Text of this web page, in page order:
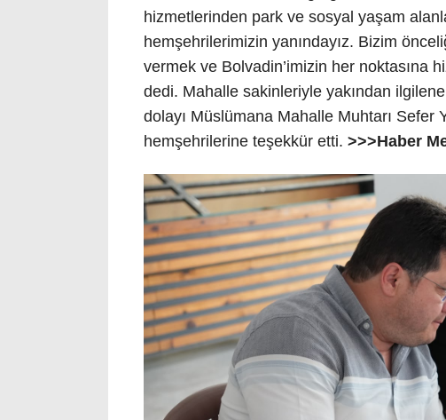
hizmetlerinden park ve sosyal yaşam
hemşehrilerimizin yanındayız. Bizim
vermek ve Bolvadin’imizin her noktasına
dedi. Mahalle sakinleriyle yakından
dolayı Müslümana Mahalle Muhtarı Sefer
hemşehrilerine teşekkür etti. >>>Haber